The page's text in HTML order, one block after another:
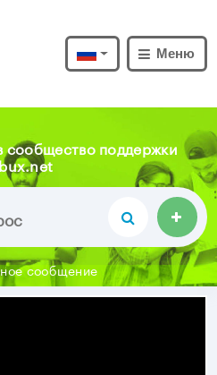
Меню
сообщество поддержки
сообщение